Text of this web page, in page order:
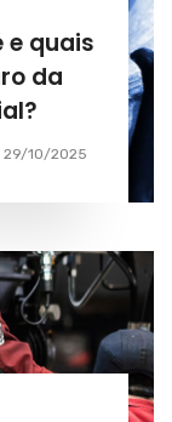
e quais
da
29/10/2025